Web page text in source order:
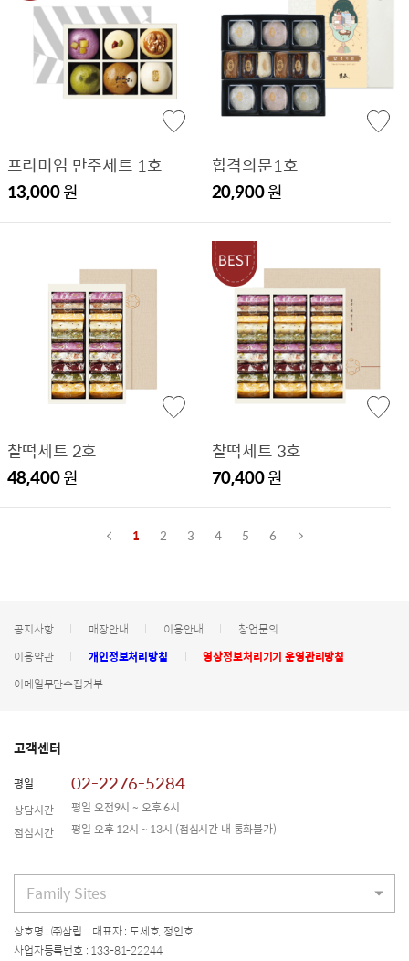
프리미엄 만주세트 1호
13,000원
합격의문1호
20,900원
찰떡세트 2호
48,400원
찰떡세트 3호
70,400원
1 2 3 4 5 6
공지사항 매장안내 이용안내
창업문의
이용약관
개인정보처리방침
영상정보처리기기 운영관리방침
이메일무단수집거부
고객센터
평일
상담시간
점심시간
02-2276-5284
평일 오전9시 ~ 오후 6시
평일 오후 12시 ~ 13시 (점심시간 내 통화불가)
상호명 : ㈜삼립 대표자 : 도세호, 정인호
사업자등록번호 : 133-81-22244
Family Sites